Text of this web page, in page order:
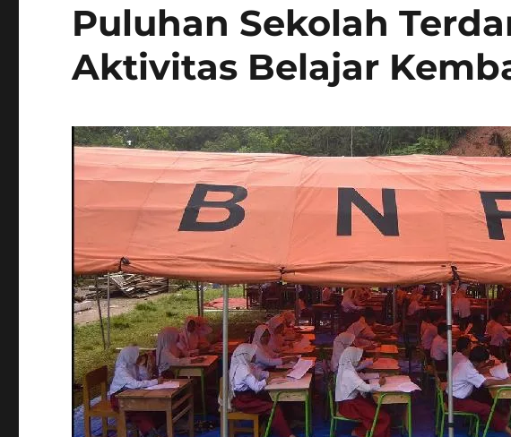
Puluhan Sekolah
Aktivitas Belajar